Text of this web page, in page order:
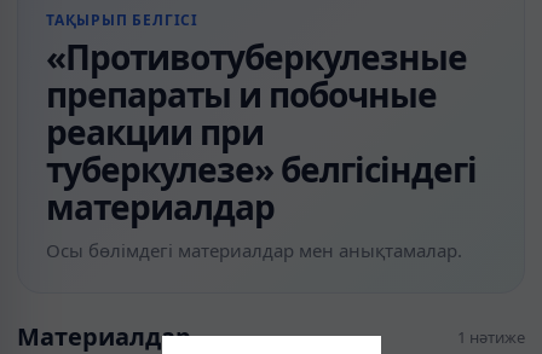
ТАҚЫРЫП БЕЛГІСІ
«Противотуберкулезные
препараты и побочные
реакции при
туберкулезе» белгісіндегі
материалдар
Осы бөлімдегі материалдар мен анықтамалар.
Материалдар 1 нәтиже